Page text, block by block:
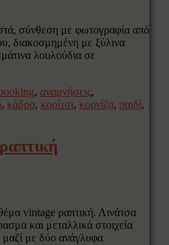
σύνθεση με φωτογραφία από
διακοσμημένη με ξύλινα
λουλούδια σε
, αναμνήσεις,
, κάδρο, κορίτσι, κορνίζα, παιδί,
vintage ραπτική. Λινάτσα
και μεταλλικά στοιχεία
με δύο ανάγλυφα